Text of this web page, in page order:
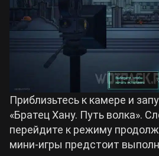
Приблизьтесь к камере и
«Братец Хану. Путь волка».
перейдите к режиму
мини-игры предстоит